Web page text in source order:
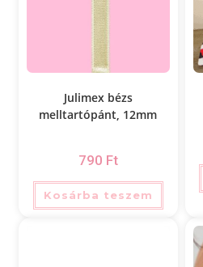
Julimex bézs
melltartópánt, 12mm
790 Ft
Kosárba teszem